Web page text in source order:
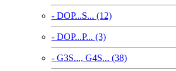
- DOP...S... (12)
- DOP...P... (3)
- G3S..., G4S... (38)